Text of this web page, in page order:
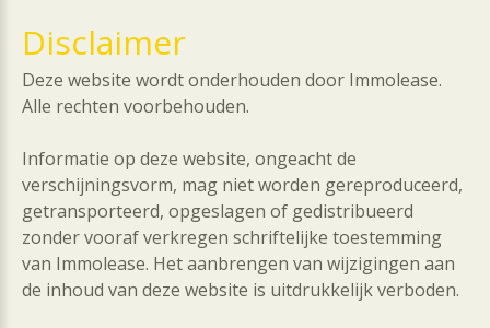
Disclaimer
Deze website wordt onderhouden door Immolease.
Alle rechten voorbehouden.
Informatie op deze website, ongeacht de
verschijningsvorm, mag niet worden gereproduceerd,
getransporteerd, opgeslagen of gedistribueerd
zonder vooraf verkregen schriftelijke toestemming
van Immolease. Het aanbrengen van wijzigingen aan
de inhoud van deze website is uitdrukkelijk verboden.